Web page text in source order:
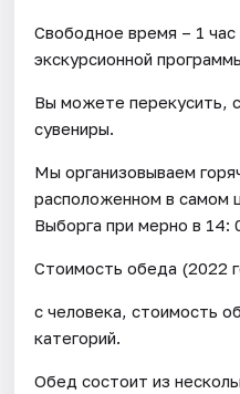
Свободное время – 1 час
экскурсионной
Вы можете перекусить,
сувениры.
Мы организовываем
расположенном в самом
Выборга при мерно в 14:
Стоимость обеда (2022
с человека, стоимость
категорий.
Обед состоит из